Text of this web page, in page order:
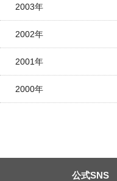
2003年
2002年
2001年
2000年
公式SNS